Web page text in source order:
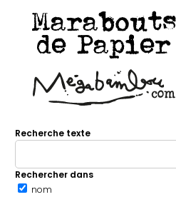
Marabouts
de Papier
Recherche texte
Rechercher dans
nom